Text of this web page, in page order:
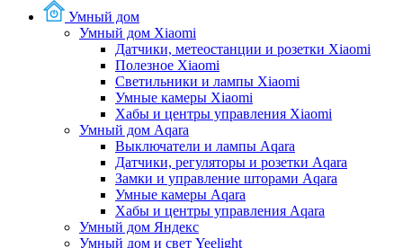
Умный дом
Умный дом Xiaomi
Датчики, метеостанции и розетки Xiaomi
Полезное Xiaomi
Светильники и лампы Xiaomi
Умные камеры Xiaomi
Хабы и центры управления Xiaomi
Умный дом Aqara
Выключатели и лампы Aqara
Датчики, регуляторы и розетки Aqara
Замки и управление шторами Aqara
Умные камеры Aqara
Хабы и центры управления Aqara
Умный дом Яндекс
Умный дом и свет Yeelight